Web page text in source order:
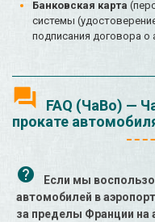
Банковская карта
системы
подписания договора о
FAQ (ЧаВо) —
прокате
Если мы
автомобилей в
за пределы Франции на